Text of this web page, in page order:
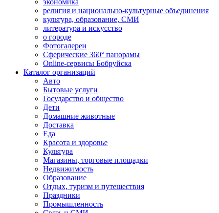
экономика
религия и национально-культурные объединения
культура, образование, СМИ
литература и искусство
о городе
Фотогалереи
Сферические 360° панорамы
Online-сервисы Бобруйска
Каталог организаций
Авто
Бытовые услуги
Государство и общество
Дети
Домашние животные
Доставка
Еда
Красота и здоровье
Культура
Магазины, торговые площадки
Недвижимость
Образование
Отдых, туризм и путешествия
Праздники
Промышленность